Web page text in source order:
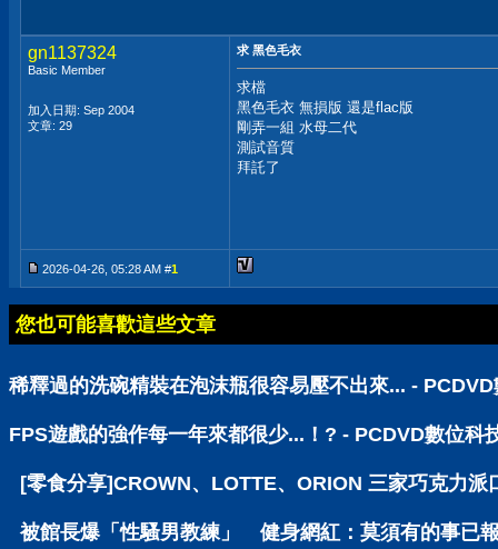
gn1137324
Basic Member
加入日期: Sep 2004
文章: 29
求 黑色毛衣
求檔
黑色毛衣 無損版 還是flac版
剛弄一組 水母二代
測試音質
拜託了
2026-04-26, 05:28 AM #1
您也可能喜歡這些文章
稀釋過的洗碗精裝在泡沫瓶很容易壓不出來... -
FPS遊戲的強作每一年來都很少...！? - PCDVD數位科
[零食分享]CROWN、LOTTE、ORION 三家巧克力
被館長爆「性騷男教練」 健身網紅：莫須有的事已